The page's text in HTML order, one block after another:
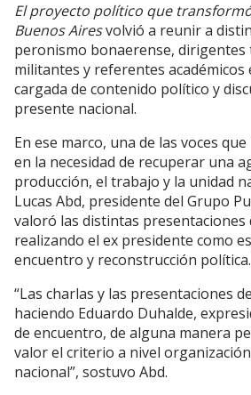
El proyecto político que
Buenos Airesvolvió a reunir a
peronismo bonaerense,
militantes y referentes académicos
cargada de contenido político y
presente nacional.
En ese marco, una de las voces
en la necesidad de recuperar una
producción, el trabajo y la unidad
Lucas Abd, presidente del Grupo
valoró las distintas presentaciones
realizando el ex presidente como
encuentro y reconstrucción política.
“Las charlas y las presentaciones
haciendo Eduardo Duhalde,
de encuentro, de alguna manera
valor el criterio a nivel
nacional”, sostuvo Abd.